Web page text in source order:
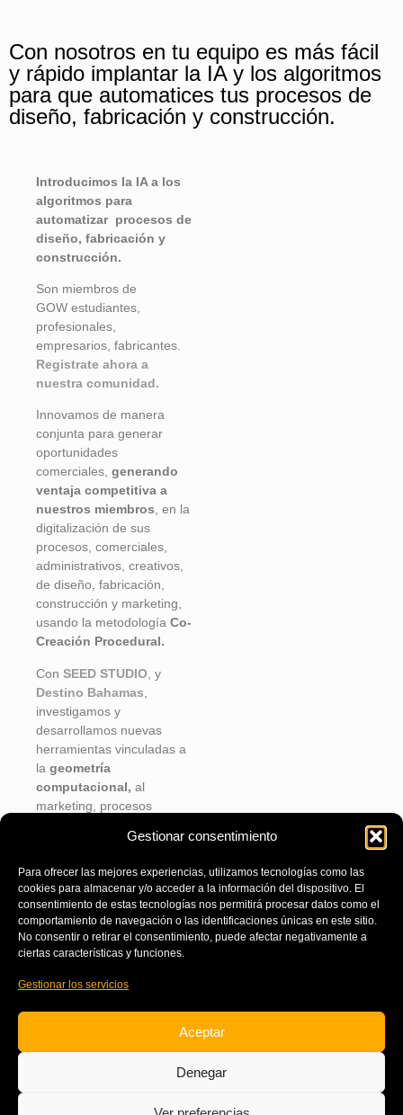
Gestionar consentimiento
Para ofrecer las mejores experiencias, utilizamos tecnologías como las
cookies para almacenar y/o acceder a la información del dispositivo. El
consentimiento de estas tecnologías nos permitirá procesar datos como el
comportamiento de navegación o las identificaciones únicas en este sitio.
No consentir o retirar el consentimiento, puede afectar negativamente a
ciertas características y funciones.
Gestionar los servicios
Aceptar
Denegar
Con nosotros en tu equipo es más fácil
y rápido implantar la IA y los algoritmos
para que automatices tus procesos de
diseño, fabricación y construcción.
Introducimos la IA a los
algoritmos para
automatizar procesos de
diseño, fabricación y
construcción.
Son miembros de
GOW estudiantes,
profesionales,
empresarios, fabricantes.
Registrate ahora a
nuestra comunidad.
Innovamos de manera
conjunta para generar
oportunidades
comerciales, generando
ventaja competitiva a
nuestros miembros, en la
digitalización de sus
procesos, comerciales,
administrativos, creativos,
de diseño, fabricación,
construcción y marketing,
usando la metodología Co-
Creación Procedural.
Con SEED STUDIO , y
Destino Bahamas
investigamos y
desarrollamos nuevas
herramientas vinculadas a
la geometría
computacional, al
marketing, procesos
administrativos, para crear
puedas usar en tu
empresa.